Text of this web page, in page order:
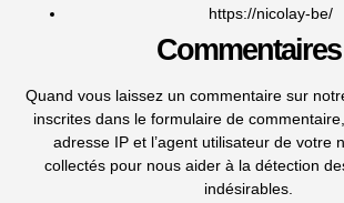
https://nicolay-be/
Commentaires
Quand vous laissez un commentaire sur
inscrites dans le formulaire de
adresse IP et l’agent utilisateur de votre
collectés pour nous aider à la détection
indésirables.